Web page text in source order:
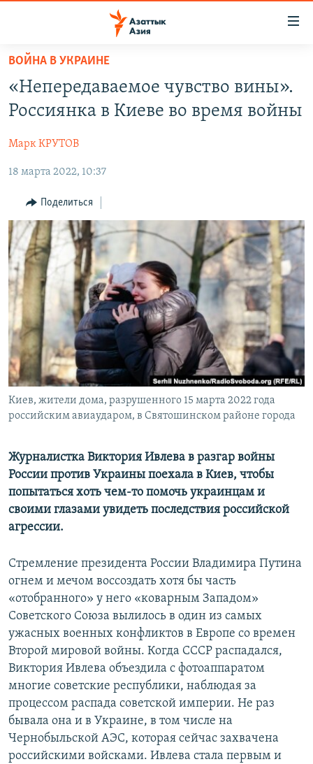
Вернуться
основному
содержанию
навигации
Вернутся
поиску
КАЗАХСТАН
УЗБЕКИСТАН
ТАДЖИКИСТАН
НОВОСТИ
НА ДРУГИХ ЯЗЫКАХ
ҚАЗАҚША
КЫРГЫЗЧА
ЎЗБЕКЧА
ТОҶИКӢ
TÜRKMENÇE
Все сайты РСЕ/РС
ВОЙНА В УКРАИНЕ
«Непередаваемое чувство вины».
Россиянка в Киеве во время войны
Марк КРУТОВ
18 марта 2022, 10:37
Поделиться
Киев, жители дома, разрушенного 15 марта 2022 года
российским авиаударом, в Святошинском районе города
Журналистка Виктория Ивлева в разгар войны
России против Украины поехала в Киев, чтобы
попытаться хоть чем-то помочь украинцам и
своими глазами увидеть последствия российской
агрессии.
Стремление президента России Владимира Путина
огнем и мечом воссоздать хотя бы часть
«отобранного» у него «коварным Западом»
Советского Союза вылилось в один из самых
ужасных военных конфликтов в Европе со времен
Второй мировой войны. Когда СССР распадался,
Виктория Ивлева объездила с фотоаппаратом
многие советские республики, наблюдая за
процессом распада советской империи. Не раз
бывала она и в Украине, в том числе на
Чернобыльской АЭС, которая сейчас захвачена
российскими войсками. Ивлева стала первым и